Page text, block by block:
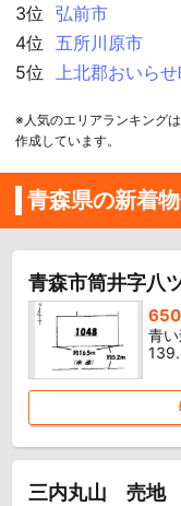
3位
弘前市
4位
五所川原市
5位
上北郡おいら
※人気のエリアランキング
作成しています。
青森県の新着
青森市筒井字八
650
青
三内丸山 売地